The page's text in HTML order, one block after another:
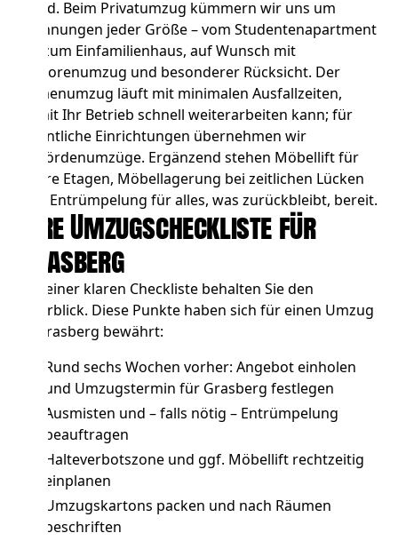
Hand. Beim Privatumzug kümmern wir uns um
Wohnungen jeder Größe – vom Studentenapartment
bis zum Einfamilienhaus, auf Wunsch mit
Seniorenumzug und besonderer Rücksicht. Der
Firmenumzug läuft mit minimalen Ausfallzeiten,
damit Ihr Betrieb schnell weiterarbeiten kann; für
öffentliche Einrichtungen übernehmen wir
Behördenumzüge. Ergänzend stehen Möbelliftfür
obere Etagen, Möbellagerung bei zeitlichen Lücken
Entrümpelung für alles, was zurückbleibt, bereit.
Ihre Umzugscheckliste für
Grasberg
Mit einer klaren Checkliste behalten Sie den
Überblick. Diese Punkte haben sich für einen Umzug
in Grasberg bewährt:
Rund sechs Wochen vorher: Angebot einholen
und Umzugstermin für Grasberg festlegen
Ausmisten und – falls nötig – Entrümpelung
beauftragen
Halteverbotszone und ggf. Möbellift rechtzeitig
einplanen
Umzugskartons packen und nach Räumen
beschriften